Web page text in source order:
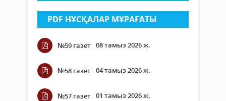
PDF НҰСҚАЛАР МҰРАҒАТЫ
№59 газет 08 тамыз 2026 ж.
№58 газет 04 тамыз 2026 ж.
№57 газет 01 тамыз 2026 ж.